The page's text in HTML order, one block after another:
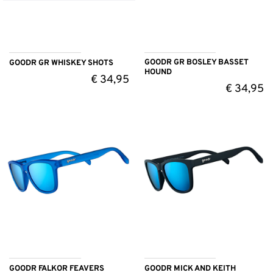
GOODR GR WHISKEY SHOTS
€34,95
GOODR GR BOSLEY BASSET
HOUND
€ 34,95
GOODR FALKOR FEAVERS GOODR MICK AND KEITH